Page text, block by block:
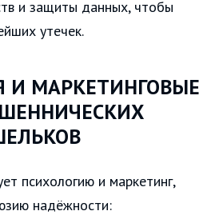
и защиты данных, чтобы
утечек.
И МАРКЕТИНГОВЫЕ
психологию и маркетинг,
надёжности: